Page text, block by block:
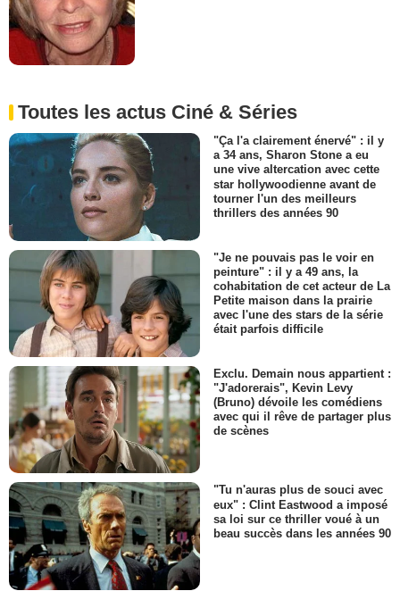
Toutes les actus Ciné & Séries
"Ça l'a clairement énervé" : il y
a 34 ans, Sharon Stone a eu
une vive altercation avec cette
star hollywoodienne avant de
tourner l'un des meilleurs
thrillers des années 90
"Je ne pouvais pas le voir en
peinture" : il y a 49 ans, la
cohabitation de cet acteur de La
Petite maison dans la prairie
avec l'une des stars de la série
était parfois difficile
Exclu. Demain nous appartient :
"J'adorerais", Kevin Levy
(Bruno) dévoile les comédiens
avec qui il rêve de partager plus
de scènes
"Tu n'auras plus de souci avec
eux" : Clint Eastwood a imposé
sa loi sur ce thriller voué à un
beau succès dans les années 90